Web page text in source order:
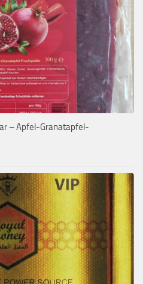
– Apfel-Granatapfel-